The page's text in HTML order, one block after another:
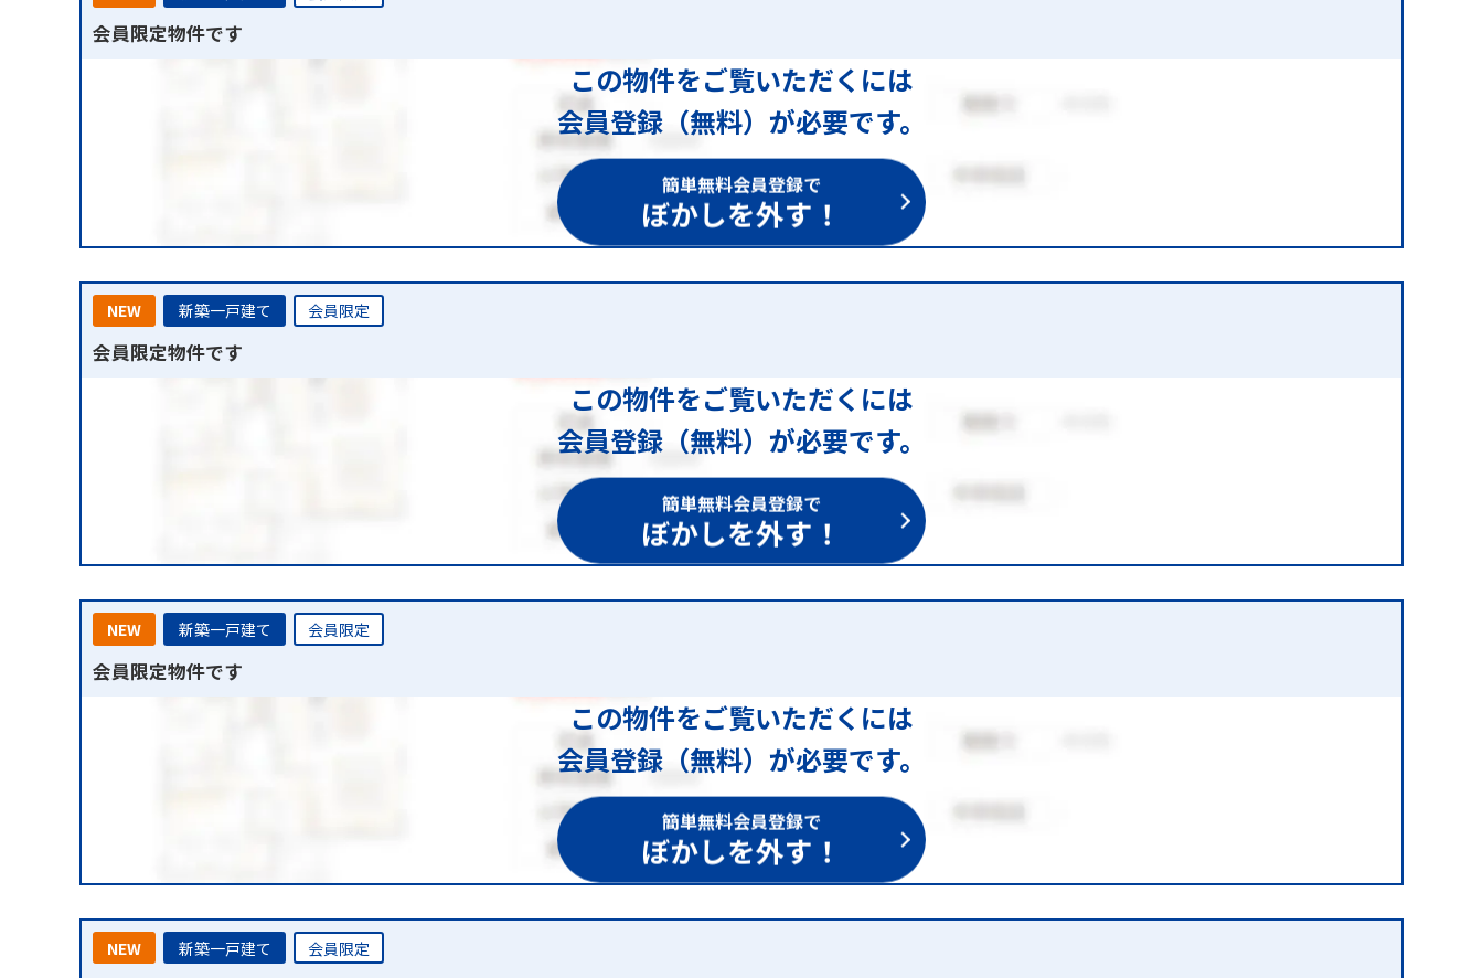
会員限定物件です
この物件をご覧いただくには
会員登録（無料）が必要です。
簡単無料会員登録で
ぼかしを外す！
NEW 新築一戸建て 会員限定
会員限定物件です
この物件をご覧いただくには
会員登録（無料）が必要です。
簡単無料会員登録で
ぼかしを外す！
NEW 新築一戸建て 会員限定
会員限定物件です
この物件をご覧いただくには
会員登録（無料）が必要です。
簡単無料会員登録で
ぼかしを外す！
NEW 新築一戸建て 会員限定